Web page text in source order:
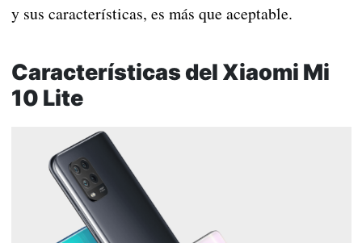
y sus características, es más que aceptable.
Características del Xiaomi Mi
10 Lite